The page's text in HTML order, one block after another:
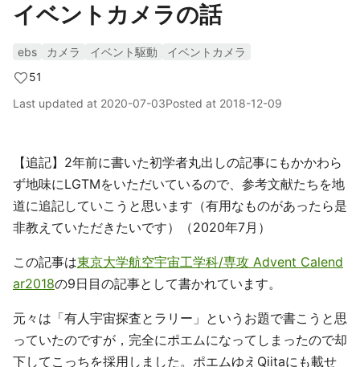
イベントカメラの話
ebs カメラ イベント駆動
イベントカメラ
51
Last updated at 2020-07-03Posted at 2018-12-09
【追記】2年前に書いた初学者丸出しの記事にもかかわら
ず地味にLGTMをいただいているので、参考文献たちを地
道に追記していこうと思います（有用なものがあったら是
非教えていただきたいです）（2020年7月）
この記事は東京大学航空宇宙工学科/専攻 Advent Calend
ar2018の9日目の記事として書かれています。
元々は「有人宇宙探査とラリー」というお題で書こうと思
っていたのですが，完全にポエムになってしまったので却
下してこっちを採用しました。ポエムゆえQiitaにも載せ